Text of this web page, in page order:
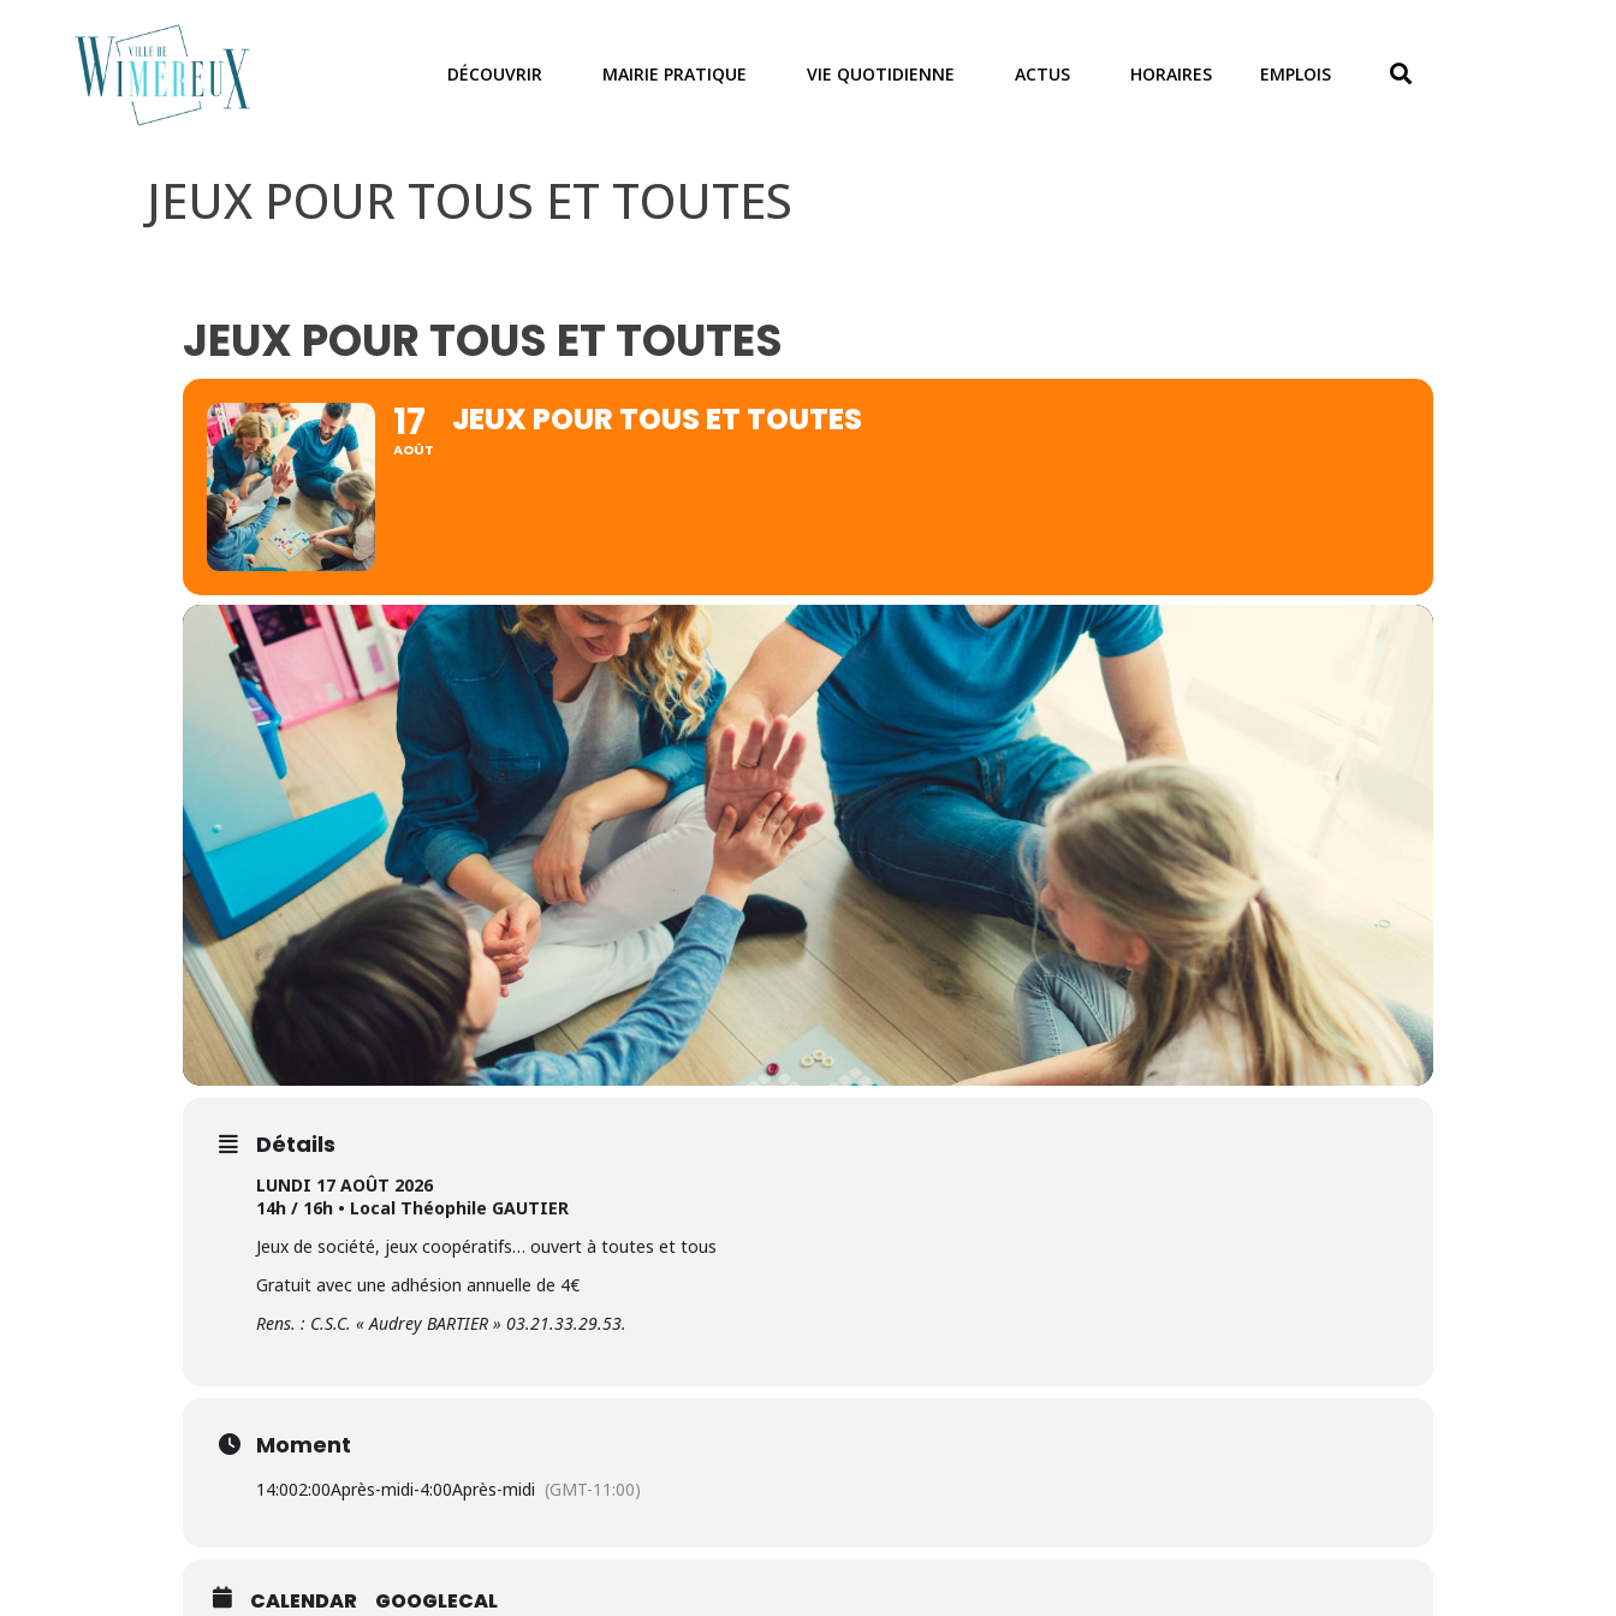
DÉCOUVRIR MAIRIE PRATIQUE VIE QUOTIDIENNE ACTUS HORAIRES EMPLOIS
JEUX POUR TOUS ET TOUTES
JEUX POUR TOUS ET TOUTES
17
AOÛT
JEUX POUR TOUS ET TOUTES
Détails
LUNDI 17 AOÛT 2026
14h / 16h • Local Théophile GAUTIER
Jeux de société, jeux coopératifs… ouvert à toutes et tous
Gratuit avec une adhésion annuelle de 4€
Rens. : C.S.C. « Audrey BARTIER » 03.21.33.29.53.
Moment
14:002:00Après-midi-4:00Après-midi (GMT-11:00)
CALENDAR GOOGLECAL